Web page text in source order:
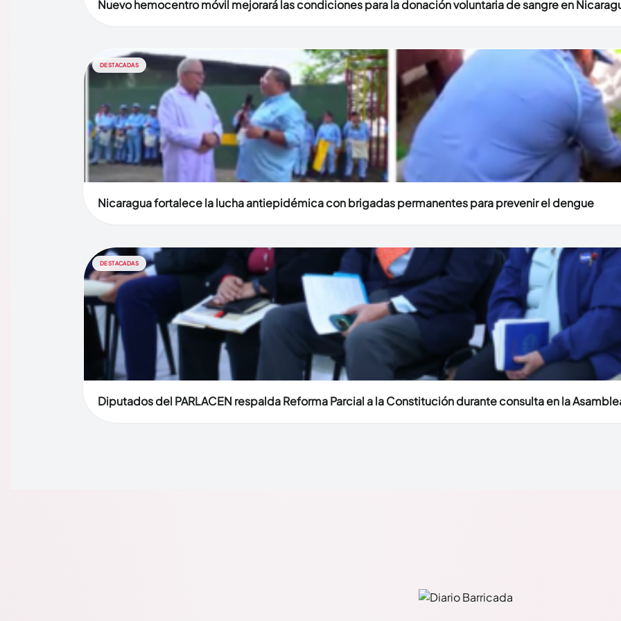
Nuevo hemocentro móvil mejorará las condiciones para la donación voluntaria de sangre en
DESTACADAS
Nicaragua fortalece la lucha antiepidémica con brigadas permanentes para prevenir el dengue
DESTACADAS
Diputados del PARLACEN respalda Reforma Parcial a la Constitución durante consulta en la